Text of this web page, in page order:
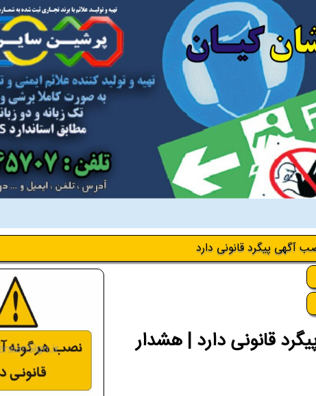
آگهی پیگرد قانونی دارد
قانونی دارد | هشدار